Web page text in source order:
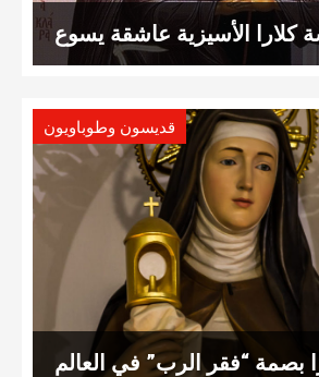
كلارا الأسيزية عاشقة يسوع
قديسون وطوباويون
بصمة “فقر الرب” في العالم